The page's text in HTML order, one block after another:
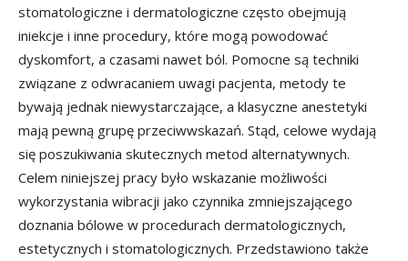
stomatologiczne i dermatologiczne często obejmują
iniekcje i inne procedury, które mogą powodować
dyskomfort, a czasami nawet ból. Pomocne są techniki
związane z odwracaniem uwagi pacjenta, metody te
bywają jednak niewystarczające, a klasyczne anestetyki
mają pewną grupę przeciwwskazań. Stąd, celowe wydają
się poszukiwania skutecznych metod alternatywnych.
Celem niniejszej pracy było wskazanie możliwości
wykorzystania wibracji jako czynnika zmniejszającego
doznania bólowe w procedurach dermatologicznych,
estetycznych i stomatologicznych. Przedstawiono także